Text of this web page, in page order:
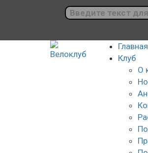
Главная
Клуб
О